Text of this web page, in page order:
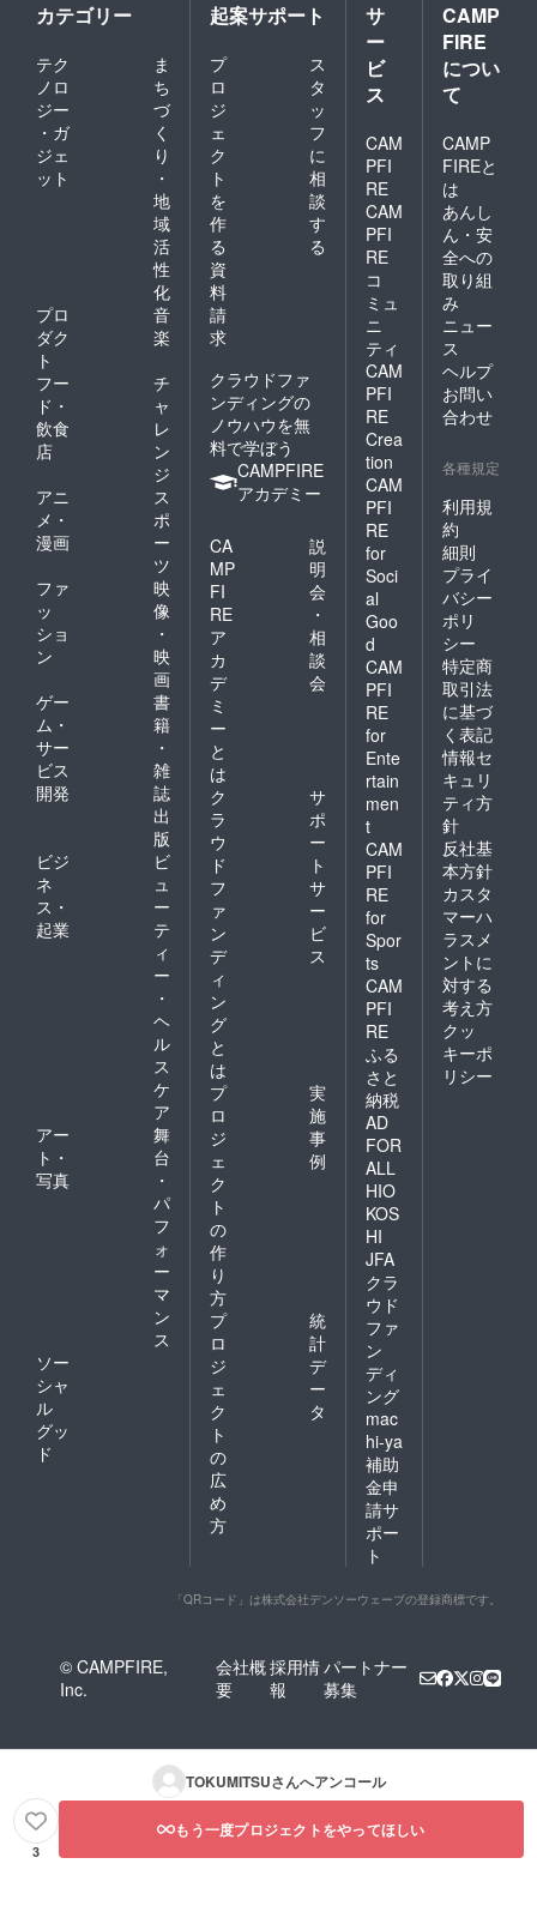
カテゴリー
テク
ノロ
ジー
・ガ
ジェ
ット
ま
ち
づ
く
り
・
地
域
活
性
化
プロ
ダク
ト
音
楽
フー
ド・
飲食
店
チ
ャ
レ
ン
ジ
アニ
メ・
漫画
ス
ポ
ー
ツ
ファ
ッ
ショ
ン
映
像
・
映
画
ゲー
ム・
サー
ビス
開発
書
籍
・
雑
誌
出
版
ビジ
ネ
ス・
起業
ビ
ュ
ー
テ
ィ
ー
・
ヘ
ル
ス
ケ
ア
アー
ト・
写真
舞
台
・
パ
フ
ォ
ー
マ
ン
ス
ソー
シャ
ル
グッ
ド
起案サポート
プ
ロ
ジ
ェ
ク
ト
を
作
る
ス
タ
ッ
フ
に
相
談
す
る
資
料
請
求
クラウドファ
ンディングの
ノウハウを無
料で学ぼう
CAMPFIRE
アカデミー
CA
MP
FI
RE
ア
カ
デ
ミ
ー
と
は
説
明
会
・
相
談
会
ク
ラ
ウ
ド
フ
ァ
ン
デ
ィ
ン
グ
と
は
サ
ポ
ー
ト
サ
ー
ビ
ス
プ
ロ
ジ
ェ
ク
ト
の
作
り
方
実
施
事
例
プ
ロ
ジ
ェ
ク
ト
の
広
め
方
統
計
デ
ー
タ
サ
ー
ビ
ス
CAM
PFI
RE
CAM
PFI
RE
コ
ミュ
ニ
ティ
CAM
PFI
RE
Crea
tion
CAM
PFI
RE
for
Soci
al
Goo
d
CAM
PFI
RE
for
Ente
rtain
men
t
CAM
PFI
RE
for
Spor
ts
CAM
PFI
RE
ふる
さと
納税
AD
FOR
ALL
HIO
KOS
HI
JFA
クラ
ウド
ファ
ン
ディ
ング
mac
hi-ya
補助
金申
請サ
ポー
ト
CAMP
FIRE
につい
て
CAMP
FIREと
は
あんし
ん・安
全への
取り組
み
ニュー
ス
ヘルプ
お問い
合わせ
各種規定
利用規
約
細則
プライ
バシー
ポリ
シー
特定商
取引法
に基づ
く表記
情報セ
キュリ
ティ方
針
反社基
本方針
カスタ
マーハ
ラスメ
ントに
対する
考え方
クッ
キーポ
リシー
「QRコード」は株式会社デンソーウェーブの登録商標です。
© CAMPFIRE,
Inc.
会社概
要
採用情
報
パートナー
募集
TOKUMITSUさんへアンコール
3
もう一度プロジェクトをやってほしい